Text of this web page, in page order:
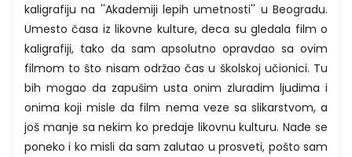
kaligrafiju na ''Akademiji lepih umetnosti'' u Beogradu.
Umesto časa iz likovne kulture, deca su gledala film o
kaligrafiji, tako da sam apsolutno opravdao sa ovim
filmom to što nisam održao čas u školskoj učionici. Tu
bih mogao da zapušim usta onim zluradim ljudima i
onima koji misle da film nema veze sa slikarstvom, a
još manje sa nekim ko predaje likovnu kulturu. Nađe se
poneko i ko misli da sam zalutao u prosveti, pošto sam